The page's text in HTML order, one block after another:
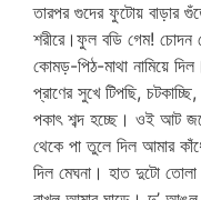
তারপর গুদের ফুটোয় বাড়ার
শরীরে।ফুল বডি গেম! চোদন
কোমড়-পিঠ-মাথা নামিয়ে
প্রাণের সুখে টিপছি,
পকাৎ শব্দ হচ্ছে। ওই আট
থেকে পা তুলে দিল আমার
দিল মেঘনা। হাত দুটো